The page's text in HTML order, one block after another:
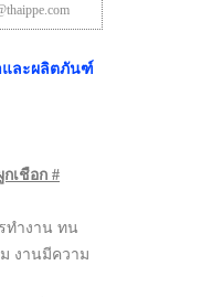
และผลิตภันฑ์
เชือก #
ทำงาน ทน
งานมีความ